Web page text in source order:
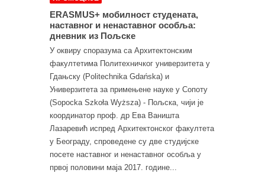
ERASMUS+ мобилност студената,
наставног и ненаставног особља:
дневник из Пољске
У оквиру споразума са Архитектонским
факултетима Политехничког универзитета у
Гдањску (Politechnika Gdańska) и
Универзитета за примењене науке у Сопоту
(Sopocka Szkoła Wyższa) - Пољска, чији је
координатор проф. др Ева Ваништа
Лазаревић испред Архитектонског факултета
у Београду, спроведене су две студијске
посете наставног и ненаставног особља у
првој половини маја 2017. године...